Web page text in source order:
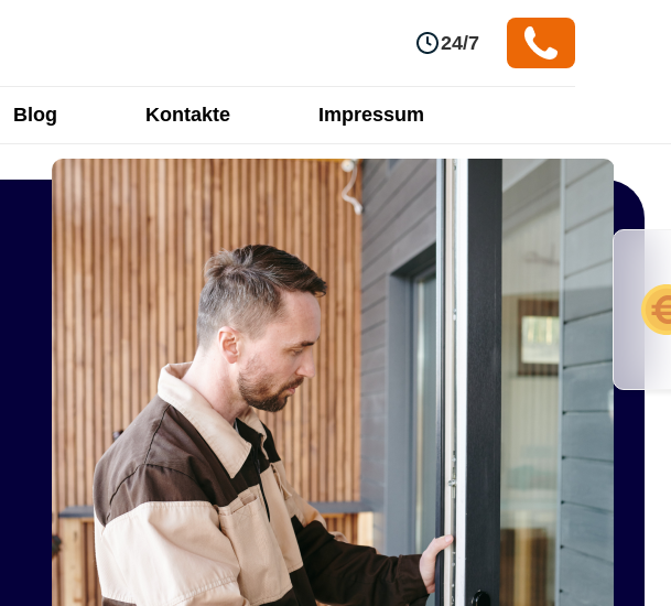
24/7
Blog Kontakte Impressum